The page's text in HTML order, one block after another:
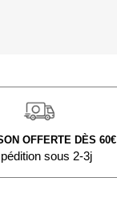
OFFERTE DÈS 60€
sous 2-3j